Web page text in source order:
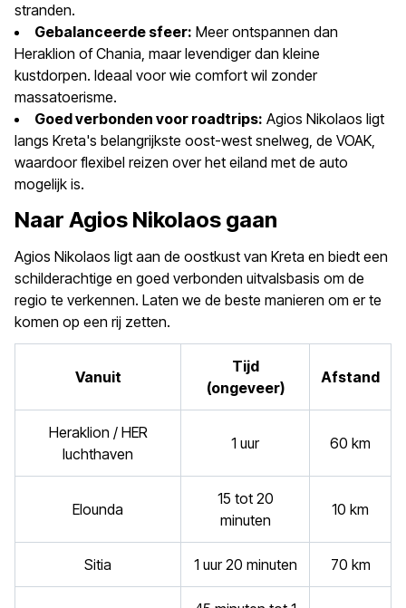
stranden.
Gebalanceerde sfeer: Meer ontspannen dan
Heraklion of Chania, maar levendiger dan kleine
kustdorpen. Ideaal voor wie comfort wil zonder
massatoerisme.
Goed verbonden voor roadtrips: Agios Nikolaos ligt
langs Kreta's belangrijkste oost-west snelweg, de VOAK,
waardoor flexibel reizen over het eiland met de auto
mogelijk is.
Naar Agios Nikolaos gaan
Agios Nikolaos ligt aan de oostkust van Kreta en biedt een
schilderachtige en goed verbonden uitvalsbasis om de
regio te verkennen. Laten we de beste manieren om er te
komen op een rij zetten.
Vanuit
Tijd
(ongeveer)
Afstand
Heraklion / HER
luchthaven
1 uur 60 km
Elounda
15 tot 20
minuten
10 km
Sitia 1 uur 20 minuten 70 km